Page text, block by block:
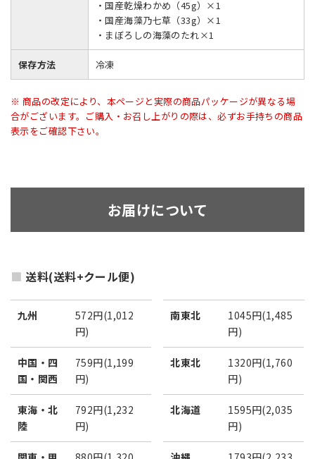
・国産乾燥わかめ（45g）×1
・国産海藻乃七草（33g）×1
・まぼろしの海藻のたれ×1
保存方法 冷凍
※ 商品の改定により、本ページと実際の商品パッケージが異なる場
合がございます。ご購入・お召し上がりの際は、必ずお手持ちの商品
表示をご確認下さい。
お届けについて
送料(送料+クール便)
九州
572円(1,012
円)
中国・四
国・関西
759円(1,199
円)
東海・北
陸
792円(1,232
円)
南東北
1045円(1,485
円)
北東北
1320円(1,760
円)
北海道
1595円(2,035
円)